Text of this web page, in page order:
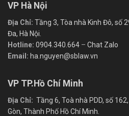
VP Hà Nội
Địa Chỉ: Tầng 3, Tòa nhà Kinh Đô, số
Đa, Hà Nội.
Hotline: 0904.340.664 – Chat Zalo
Email: ha.nguyen@sblaw.vn
VP TP.Hồ Chí Minh
Địa Chỉ: Tầng 6, Toà nhà PDD, số
Gòn, Thành Phố Hồ Chí Minh.